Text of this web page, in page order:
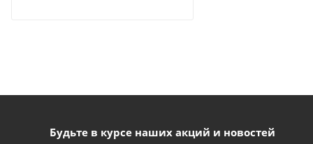
Будьте в курсе наших акций и новостей